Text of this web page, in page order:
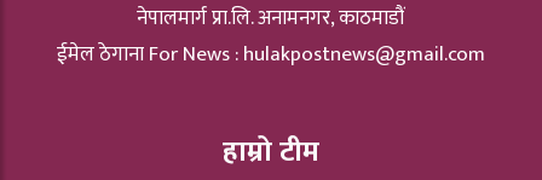
नेपालमार्ग प्रा.लि. अनामनगर, काठमाडौं
ईमेल ठेगाना For News :hulakpostnews@gmail.com
हाम्रो टीम